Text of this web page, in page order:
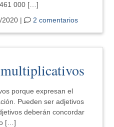
000 […]
2020 | 2 comentarios
porque expresan el
Pueden ser adjetivos
deberán concordar
[…]